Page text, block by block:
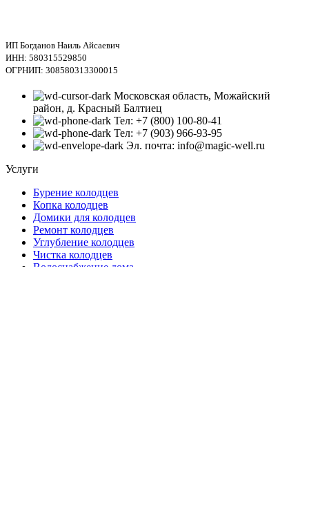
ИП Богданов Наиль Айсаевич
ИНН: 580315529850
ОГРНИП: 308580313300015
Московская область, Можайский
район, д. Красный Балтиец
Тел: +7 (800) 100-80-41
Тел: +7 (903) 966-93-95
Эл. почта: info@magic-well.ru
Услуги
Бурение колодцев
Копка колодцев
Домики для колодцев
Ремонт колодцев
Углубление колодцев
Чистка колодцев
Водоснабжение дома